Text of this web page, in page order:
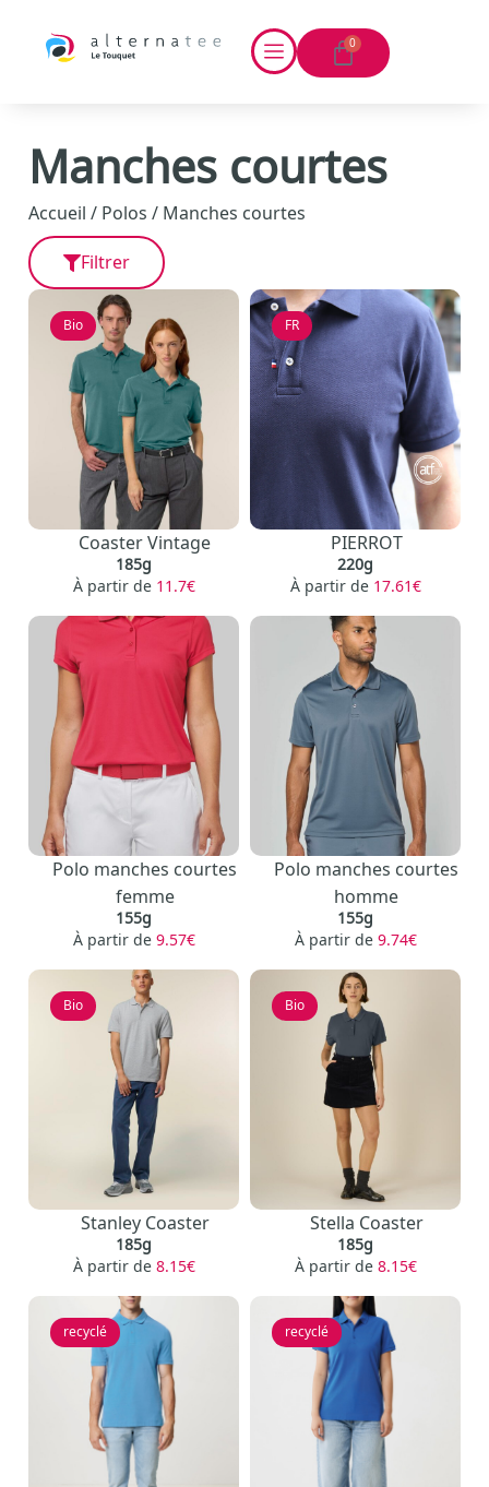
0
Manches courtes
Accueil / Polos / Manches courtes
Filtrer
Bio
Coaster Vintage
185g
À partir de 11.7€
FR
PIERROT
220g
À partir de 17.61€
Polo manches courtes
femme
155g
À partir de 9.57€
Polo manches courtes
homme
155g
À partir de 9.74€
Bio
Stanley Coaster
185g
À partir de 8.15€
Bio
Stella Coaster
185g
À partir de 8.15€
recyclé recyclé